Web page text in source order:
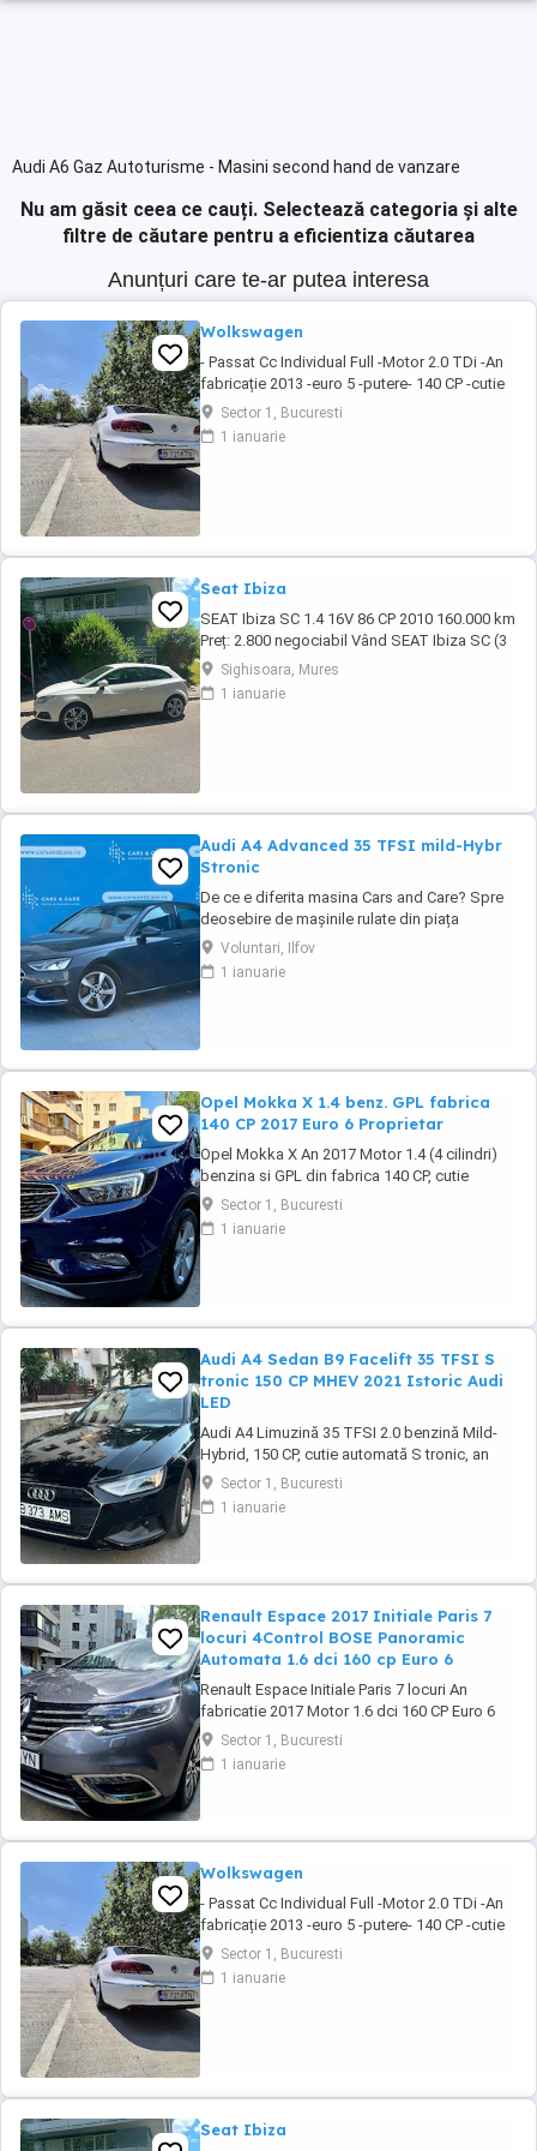
Audi A6 Gaz Autoturisme - Masini second hand de vanzare
Nu am găsit ceea ce cauți. Selectează categoria și alte
filtre de căutare pentru a eficientiza căutarea
Anunțuri care te-ar putea interesa
Wolkswagen
- Passat Cc Individual Full -Motor 2.0 TDi -An
fabricație 2013 -euro 5 -putere- 140 CP -cutie
manuală -DPF Activ -km 342000 100% Reali!
(Ofer seria) Dotării: - Auto hold - Senzori
parcare fata spate cu afisaj - Camera
Sector 1, Bucuresti
1 ianuarie
Seat Ibiza
SEAT Ibiza SC 1.4 16V 86 CP 2010 160.000 km
Preț: 2.800 negociabil Vând SEAT Ibiza SC (3
uși), an fabricație 2010, în stare tehnică foarte
bună. Detalii: * Motor 1.4 16V benzină 86 CP *
Cutie manuală, 5 trepte * 160.000 km *
Sighisoara, Mures
1 ianuarie
Audi A4 Advanced 35 TFSI mild-Hybr
Stronic
De ce e diferita masina Cars and Care? Spre
deosebire de mașinile rulate din piața
obișnuită, aceasta vine direct din flota proprie
a Business Lease — parte a grupului
internațional Autobinck, cu peste 10 ani de
Voluntari, Ilfov
1 ianuarie
Opel Mokka X 1.4 benz. GPL fabrica
140 CP 2017 Euro 6 Proprietar
Opel Mokka X An 2017 Motor 1.4 (4 cilindri)
benzina si GPL din fabrica 140 CP, cutie
manuala 6 trepte, distributie lant, Rulaj
182.550 km reali, certificati, carte service
completa, adusa in decembrie 2021 din
Sector 1, Bucuresti
1 ianuarie
Audi A4 Sedan B9 Facelift 35 TFSI S
tronic 150 CP MHEV 2021 Istoric Audi
LED
Audi A4 Limuzină 35 TFSI 2.0 benzină Mild-
Hybrid, 150 CP, cutie automată S tronic, an
fabricație 2021, model 2022, adusa recent din
Olanda. Mașină bine întreținută, cu istoric
complet de service și toate reviziile efectuate
Sector 1, Bucuresti
1 ianuarie
Renault Espace 2017 Initiale Paris 7
locuri 4Control BOSE Panoramic
Automata 1.6 dci 160 cp Euro 6
Renault Espace Initiale Paris 7 locuri An
fabricatie 2017 Motor 1.6 dci 160 CP Euro 6
Rulaj 184.974 km (km reali, certificati prin
documente) Cutie automata, adusa in 2024
din Belgia cu revizii complete reprezentanta
Sector 1, Bucuresti
1 ianuarie
Wolkswagen
- Passat Cc Individual Full -Motor 2.0 TDi -An
fabricație 2013 -euro 5 -putere- 140 CP -cutie
manuală -DPF Activ -km 342000 100% Reali!
(Ofer seria) Dotării: - Auto hold - Senzori
parcare fata spate cu afisaj - Camera
Sector 1, Bucuresti
1 ianuarie
Seat Ibiza